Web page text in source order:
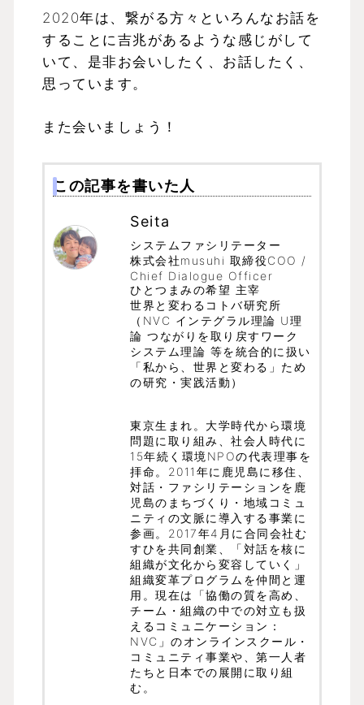
2020年は、繋がる方々といろんなお話を
することに吉兆があるような感じがして
いて、是非お会いしたく、お話したく、
思っています。
また会いましょう！
この記事を書いた人
Seita
システムファシリテーター
株式会社musuhi 取締役COO /
Chief Dialogue Officer
ひとつまみの希望 主宰
世界と変わるコトバ研究所
（NVC インテグラル理論 U理
論 つながりを取り戻すワーク
システム理論 等を統合的に扱い
「私から、世界と変わる」ため
の研究・実践活動）
東京生まれ。大学時代から環境
問題に取り組み、社会人時代に
15年続く環境NPOの代表理事を
拝命。2011年に鹿児島に移住、
対話・ファシリテーションを鹿
児島のまちづくり・地域コミュ
ニティの文脈に導入する事業に
参画。2017年4月に合同会社む
すひを共同創業、「対話を核に
組織が文化から変容していく」
組織変革プログラムを仲間と運
用。現在は「協働の質を高め、
チーム・組織の中での対立も扱
えるコミュニケーション：
NVC」のオンラインスクール・
コミュニティ事業や、第一人者
たちと日本での展開に取り組
む。